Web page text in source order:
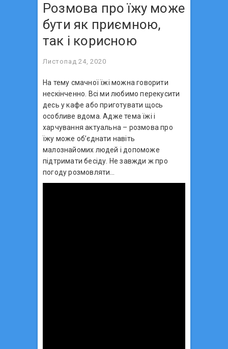
Розмова про їжу може
бути як приємною,
так і корисною
Листопад 24, 2020
На тему смачної їжі можна говорити
нескінченно. Всі ми любимо перекусити
десь у кафе або приготувати щось
особливе вдома. Адже тема їжі і
харчування актуальна – розмова про
їжу може об’єднати навіть
малознайомих людей і допоможе
підтримати бесіду. Не завжди ж про
погоду розмовляти…